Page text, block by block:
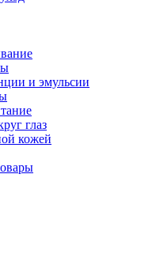
и эмульсии
глаз
кожей